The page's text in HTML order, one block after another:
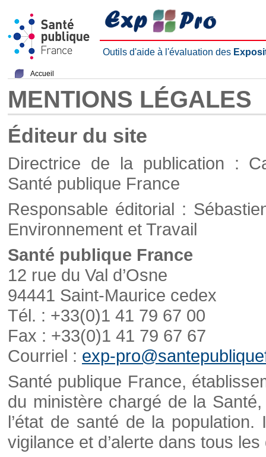
Outils d'aide à l'évaluation des
Accueil
MENTIONS LÉGALES
Éditeur du site
Directrice de la publication :
Santé publique France
Responsable éditorial :
Environnement et Travail
Santé publique France
12 rue du Val d’Osne
94441 Saint-Maurice cedex
Tél. : +33(0)1 41 79 67 00
Fax : +33(0)1 41 79 67 67
Courriel : exp-
Santé publique France,
du ministère chargé de la
l’état de santé de la
vigilance et d’alerte dans tous